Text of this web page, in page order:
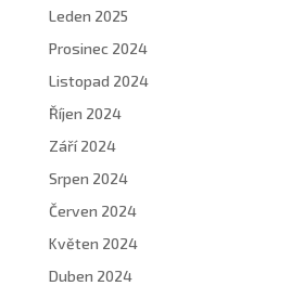
Leden 2025
Prosinec 2024
Listopad 2024
Říjen 2024
Září 2024
Srpen 2024
Červen 2024
Květen 2024
Duben 2024